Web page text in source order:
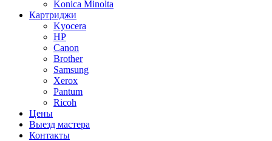
Konica Minolta
Картриджи
Kyocera
HP
Canon
Brother
Samsung
Xerox
Pantum
Ricoh
Цены
Выезд мастера
Контакты